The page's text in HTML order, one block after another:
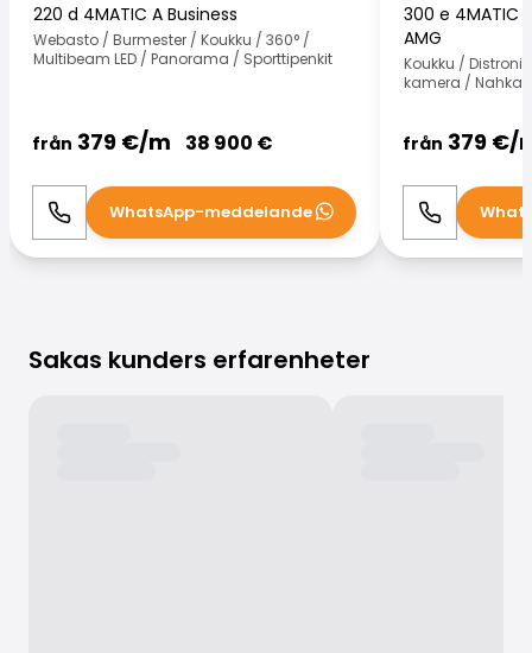
220 d 4MATIC A Business
Webasto / Burmester / Koukku / 360° /
Multibeam LED / Panorama / Sporttipenkit
från 379 €/m 38 900 €
Ring WhatsApp
WhatsApp-meddelande
300 e 4MATIC
AMG
Koukku /
kamera /
från 379 €/
Ring
Sakas kunders erfarenheter